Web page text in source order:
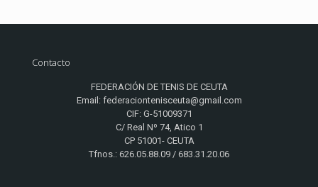
Contacto
FEDERACIÓN DE TENIS DE CEUTA
Email: federaciontenisceuta@gmail.com
CIF: G-51009371
C/ Real Nº 74, Atico 1
CP 51001- CEUTA
Tfnos.: 626.05.88.09 / 683.31.20.06